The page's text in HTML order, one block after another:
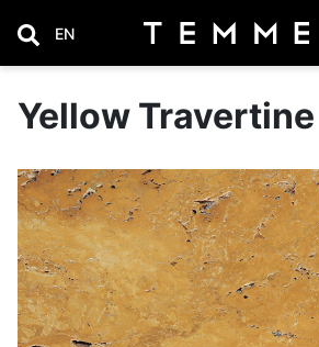
EN
Yellow Travertine